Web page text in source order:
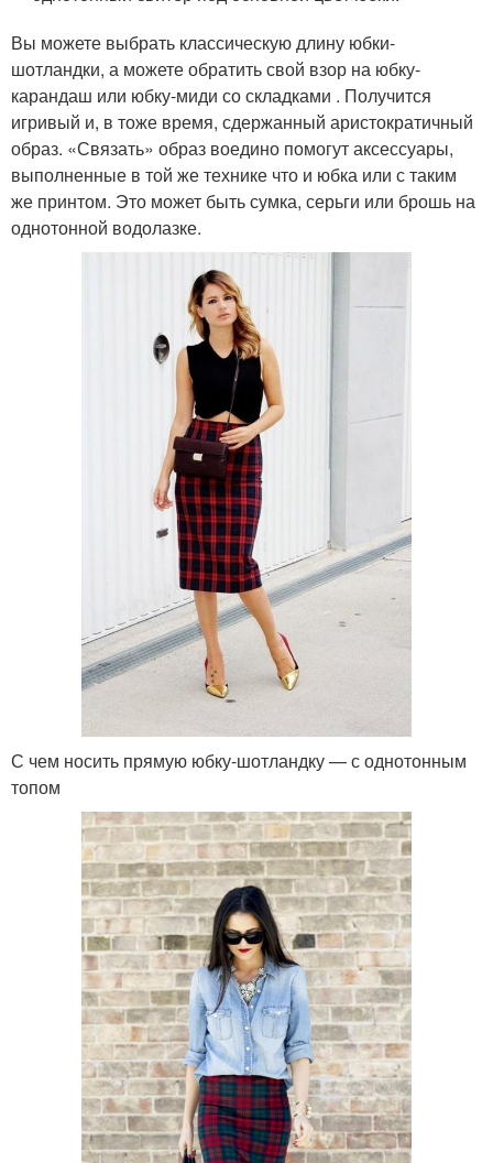
Вы можете выбрать классическую длину юбки-
шотландки, а можете обратить свой взор на юбку-
карандаш или юбку-миди со складками . Получится
игривый и, в тоже время, сдержанный аристократичный
образ. «Связать» образ воедино помогут аксессуары,
выполненные в той же технике что и юбка или с таким
же принтом. Это может быть сумка, серьги или брошь на
однотонной водолазке.
С чем носить прямую юбку-шотландку — с однотонным
топом